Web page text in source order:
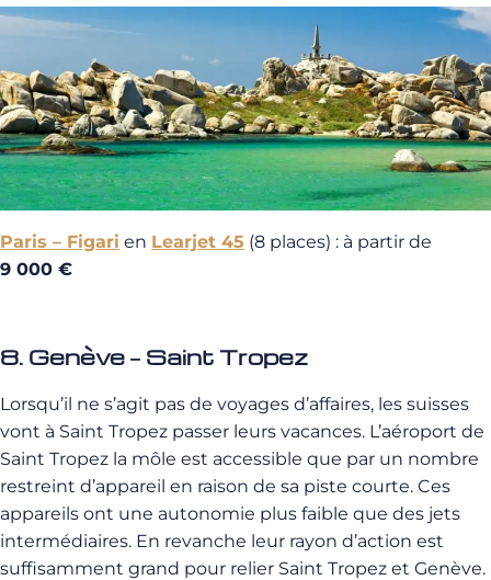
Paris – Figari en Learjet 45 (8 places) : à partir de
9 000 €
8. Genève – Saint Tropez
Lorsqu’il ne s’agit pas de voyages d’affaires, les suisses
vont à Saint Tropez passer leurs vacances. L’aéroport de
Saint Tropez la môle est accessible que par un nombre
restreint d’appareil en raison de sa piste courte. Ces
appareils ont une autonomie plus faible que des jets
intermédiaires. En revanche leur rayon d’action est
suffisamment grand pour relier Saint Tropez et Genève.